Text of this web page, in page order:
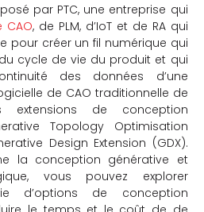
par PTC, une entreprise qui
CAO, de PLM, d’IoT et de RA qui
pour créer un fil numérique qui
du cycle de vie du produit et qui
des données d’une
de CAO traditionnelle de
extensions de conception
Topology Optimisation
Design Extension (GDX).
la conception générative et
vous pouvez explorer
d’options de conception